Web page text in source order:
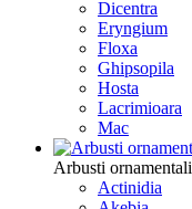
Dicentra
Eryngium
Floxa
Ghipsopila
Hosta
Lacrimioara
Mac
Arbusti ornamentali
Actinidia